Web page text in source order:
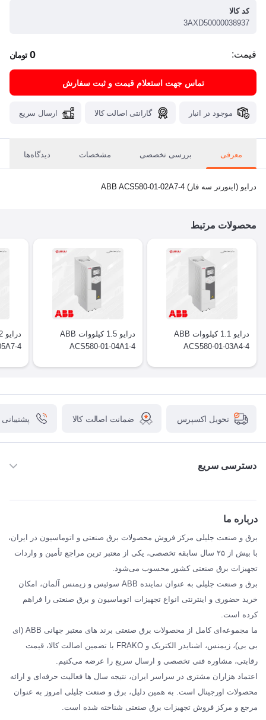
کد کالا
3AXD50000038937
قیمت: 0 تومان
تماس جهت استعلام قیمت و ثبت سفارش
موجود در انبار گارانتی اصالت کالا ارسال سریع
معرفی بررسی تخصصی مشخصات دیدگاه‌ها
درایو (اینورتر سه فاز) ABB ACS580-01-02A7-4
محصولات مرتبط
درایو 1.1 کیلووات ABB
ACS580-01-03A4-4
درایو 1.5 کیلووات ABB
ACS580-01-04A1-4
4
تحویل اکسپرس ضمانت اصالت کالا
دسترسی سریع
SCHNEIDER
فراکو FRAKO
مقالات تخصصی برق صنعتی
درباره ما
برق و صنعت جلیلی مرکز فروش محصولات برق صنعتی و اتوماسیون در ایران،
با بیش از ۲۵ سال سابقه تخصصی، یکی از معتبر ترین مراجع تأمین و واردات
تجهیزات برق صنعتی کشور محسوب می‌شود.
برق و صنعت جلیلی به عنوان نماینده ABB سوئیس و زیمنس آلمان، امکان
خرید حضوری و اینترنتی انواع تجهیزات اتوماسیون و برق صنعتی را فراهم
کرده است.
ما مجموعه‌ای کامل از محصولات برق صنعتی برند های معتبر جهانی ABB (ای
بی بی)، زیمنس، اشنایدر الکتریک و FRAKO با تضمین اصالت کالا، قیمت
رقابتی، مشاوره فنی تخصصی و ارسال سریع را عرضه می‌کنیم.
اعتماد هزاران مشتری در سراسر ایران، نتیجه سال ها فعالیت حرفه‌ای و ارائه
محصولات اورجینال است. به همین دلیل، برق و صنعت جلیلی امروز به عنوان
مرجع و مرکز فروش تجهیزات برق صنعتی شناخته شده است.